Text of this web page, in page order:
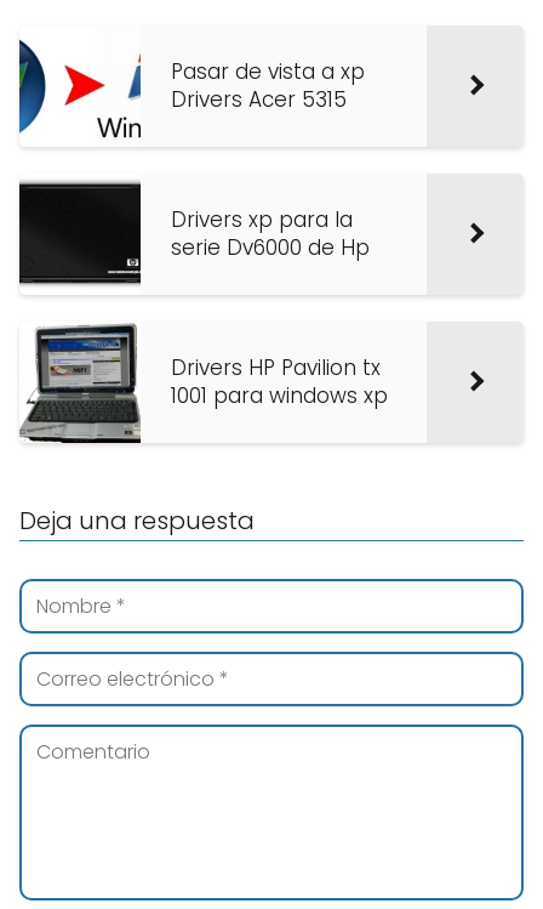
Pasar de vista a xp
Drivers Acer 5315
Drivers xp para la
serie Dv6000 de Hp
Drivers HP Pavilion tx
1001 para windows xp
Deja una respuesta